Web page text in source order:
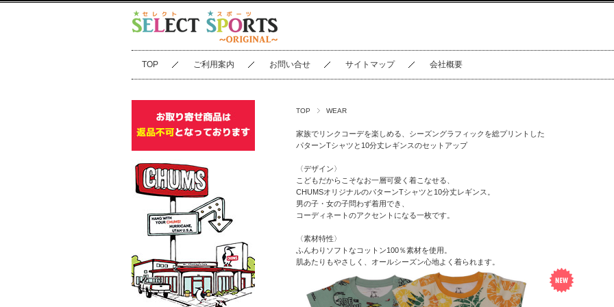
TOP ご利用案内 お問い合せ サイトマップ 会社概要
TOP WEAR
家族でリンクコーデを楽しめる、シーズングラフィックを総プリントした
パターンTシャツと10分丈レギンスのセットアップ
〈デザイン〉
こどもだからこそなお一層可愛く着こなせる、
CHUMSオリジナルのパターンTシャツと10分丈レギンス。
男の子・女の子問わず着用でき、
コーディネートのアクセントになる一枚です。
〈素材特性〉
ふんわりソフトなコットン100％素材を使用。
肌あたりもやさしく、オールシーズン心地よく着られます。